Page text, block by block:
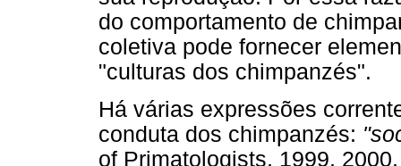
do comportamento de
coletiva pode fornecer
"culturas dos chimpanzés".
Há várias expressões
conduta dos chimpanzés:
of Primatologists, 1999,